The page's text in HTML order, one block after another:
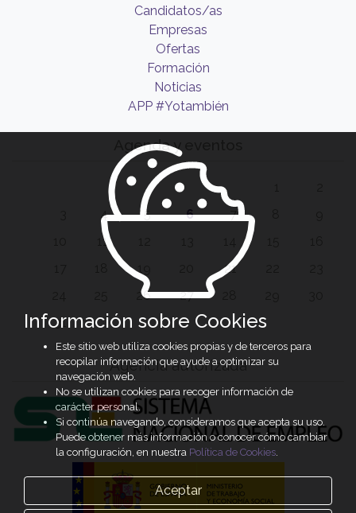
Candidatos/as
Empresas
Ofertas
Formación
Noticias
APP #Yotambién
Agenda y eventos
4 5 6 7
11
19 21
26 27
31
Agencia autorizada
Información sobre Cookies
Este sitio web utiliza cookies propias y de terceros para
recopilar información que ayude a optimizar su
navegación web.
No se utilizan cookies para recoger información de
carácter personal.
Si continúa navegando, consideramos que acepta su uso.
Puede obtener más información o conocer cómo cambiar
la configuración, en nuestra Política de Cookies.
Aceptar